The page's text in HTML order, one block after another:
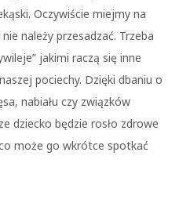
Oczywiście miejmy na
należy przesadzać. Trzeba
jakimi raczą się inne
pociechy. Dzięki dbaniu o
nabiału czy związków
dziecko będzie rosło zdrowe
może go wkrótce spotkać